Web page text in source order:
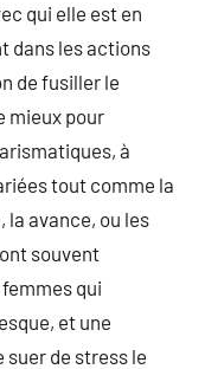
qui elle est en
dans les actions
de fusiller le
mieux pour
à
tout comme la
la avance, ou les
souvent
qui
et une
de stress le